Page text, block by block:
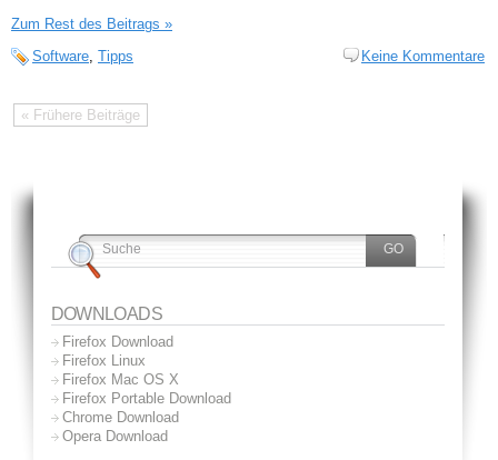
Zum Rest des Beitrags »
Software, Tipps Keine Kommentare
« Frühere Beiträge
DOWNLOADS
Firefox Download
Firefox Linux
Firefox Mac OS X
Firefox Portable Download
Chrome Download
Opera Download